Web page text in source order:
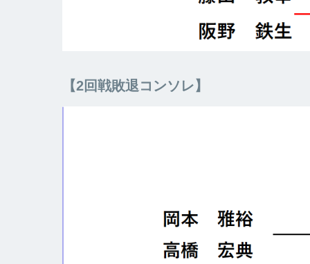
【2回戦敗退コンソレ】